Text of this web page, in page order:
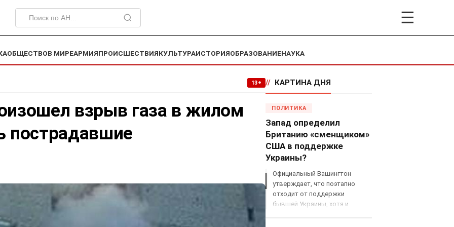
☰
ОБЩЕСТВОВ МИРЕАРМИЯПРОИСШЕСТВИЯКУЛЬТУРАИСТОРИЯОБРАЗОВАНИЕНАУКА
13+
взрыв газа в жилом
пострадавшие
// КАРТИНА ДНЯ
ПОЛИТИКА
Запад определил
Британию «сменщиком»
США в поддержке
Украины?
Официальный Вашингтон
утверждает, что поэтапно
отходит от поддержки
бывшей Украины, хотя и